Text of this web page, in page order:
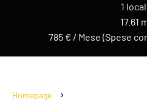
1
17.61
785 € / Mese (Spese
Homepage